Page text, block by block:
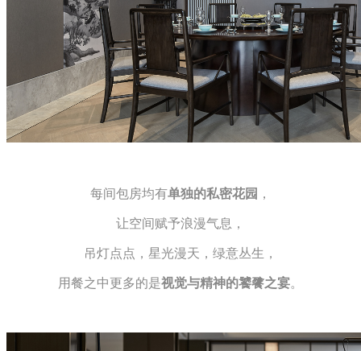
每间包房均有单独的私密花园 ，
让空间赋予浪漫气息，
吊灯点点，星光漫天，绿意丛生，
用餐之中更多的是视觉与精神的饕餮之宴。